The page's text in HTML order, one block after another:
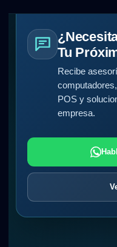
Tu
Recibe
POS y
empresa.